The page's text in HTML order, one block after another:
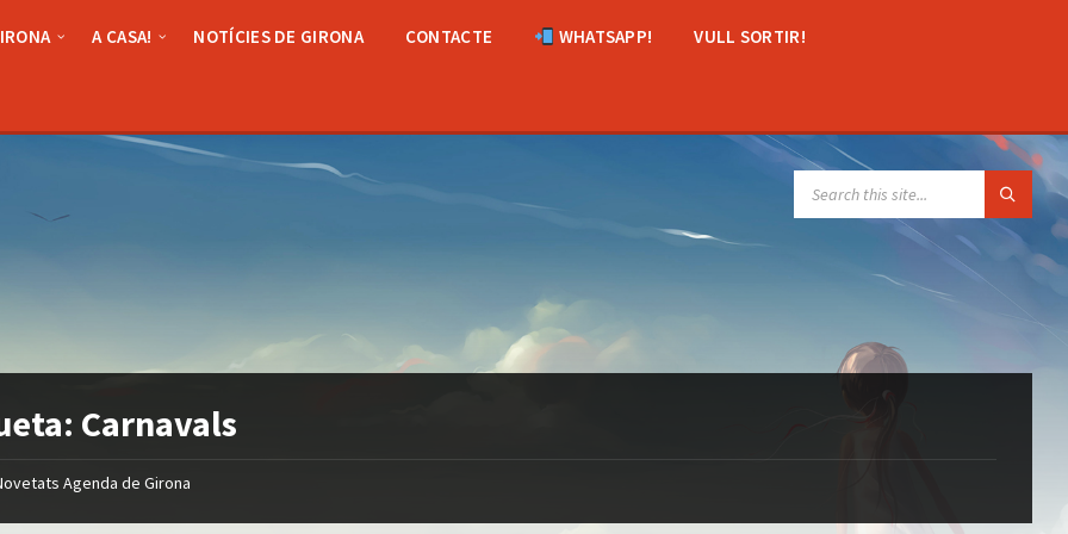
A CASA! NOTÍCIES DE GIRONA CONTACTE WHATSAPP! VULL SORTIR!
Carnavals
Agenda de Girona